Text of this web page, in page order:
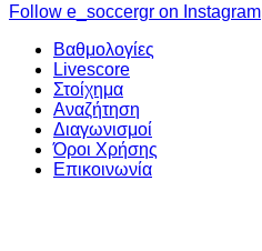
Follow e_soccergr on Instagram
Βαθμολογίες
Livescore
Στοίχημα
Αναζήτηση
Διαγωνισμοί
Όροι Χρήσης
Επικοινωνία